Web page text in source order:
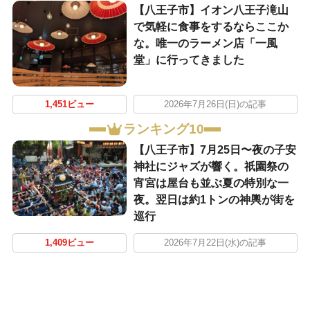
【八王子市】イオン八王子滝山
で気軽に食事をするならここか
な。唯一のラーメン店「一風
堂」に行ってきました
1,451ビュー 2026年7月26日(日)の記事
ランキング10
【八王子市】7月25日〜夜の子安
神社にジャズが響く。祇園祭の
宵宮は屋台も並ぶ夏の特別な一
夜。翌日は約1トンの神輿が街を
巡行
1,409ビュー 2026年7月22日(水)の記事